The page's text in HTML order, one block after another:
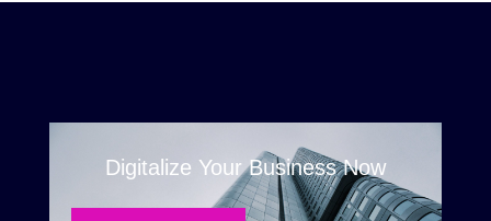
Digitalize Your Business Now